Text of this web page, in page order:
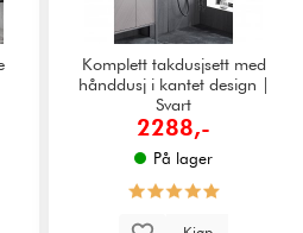
Komplett takdusjsett med
hånddusj i kantet design |
Svart
2288,-
På lager